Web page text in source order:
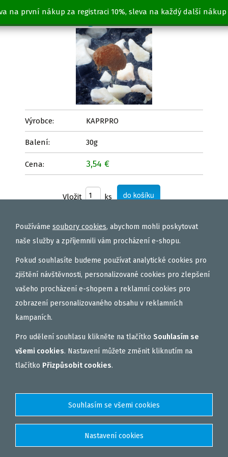
na první nákup za registraci 10%, sleva na každý další nákup
PERNÍK 30g
Výrobce: KAPRPRO
Balení: 30g
Cena: 3,54 €
Vložit ks
Používáme soubory cookies, abychom mohli poskytovat
naše služby a zpříjemnili vám procházení e-shopu.
Pokud souhlasíte budeme používat analytické cookies pro
zjištění návštěvnosti, personalizované cookies pro zlepšení
vašeho procházení e-shopem a reklamní cookies pro
zobrazení personalizovaného obsahu v reklamních
kampaních.
Pro udělení souhlasu klikněte na tlačítko Souhlasím se
všemi cookies. Nastavení můžete změnit kliknutím na
tlačítko Přizpůsobit cookies.